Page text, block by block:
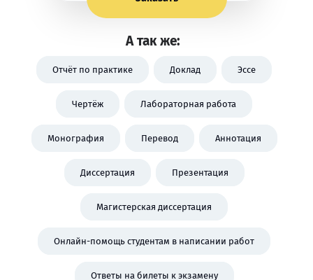
А так же:
Отчёт по практике Доклад Эссе
Чертёж Лабораторная работа
Монография Перевод Аннотация
Диссертация Презентация
Магистерская диссертация
Онлайн-помощь студентам в написании работ
Ответы на билеты к экзамену